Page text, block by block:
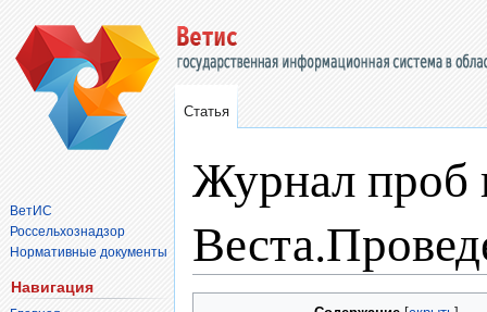
Журнал проб
Статья
ВетИС
Россельхознадзор
Нормативные документы
Навигация